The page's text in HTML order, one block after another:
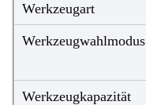
Werkzeugart
Werkzeugwahlmodus
Werkzeugkapazität